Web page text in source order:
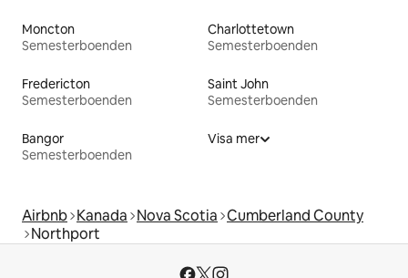
Moncton
Semesterboenden
Charlottetown
Semesterboenden
Fredericton
Semesterboenden
Saint John
Semesterboenden
Bangor
Semesterboenden
Visa mer
Airbnb Kanada Nova Scotia Cumberland County
Northport